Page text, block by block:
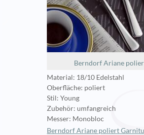
Berndorf Ariane
Material: 18/10 Edelstahl
Oberfläche: poliert
Stil: Young
Zubehör: umfangreich
Messer: Monobloc
Berndorf Ariane poliert